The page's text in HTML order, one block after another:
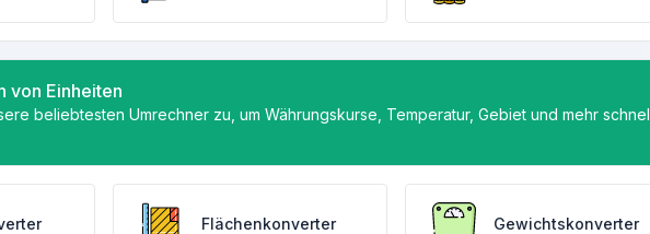
von Einheiten
beliebtesten Umrechner zu, um Währungskurse, Temperatur, Gebiet und mehr
Flächenkonverter Gewichtskonverter